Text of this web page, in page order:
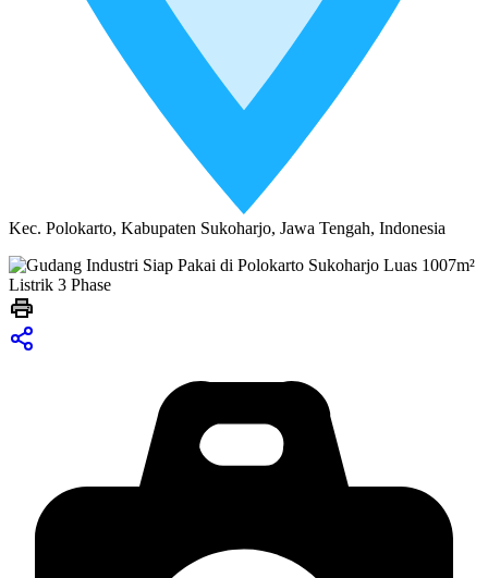
Kec. Polokarto, Kabupaten Sukoharjo, Jawa Tengah, Indonesia